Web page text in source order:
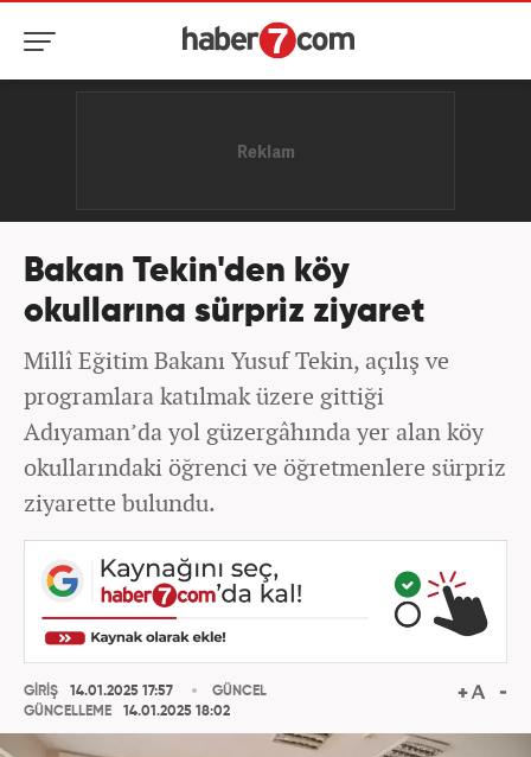
Bakan Tekin'den köy
okullarına sürpriz ziyaret
Millî Eğitim Bakanı Yusuf Tekin, açılış ve
programlara katılmak üzere gittiği
Adıyaman’da yol güzergâhında yer alan köy
okullarındaki öğrenci ve öğretmenlere sürpriz
ziyarette bulundu.
GİRİŞ
14.01.2025 17:57
GÜNCELLEME
14.01.2025 18:02
GÜNCEL